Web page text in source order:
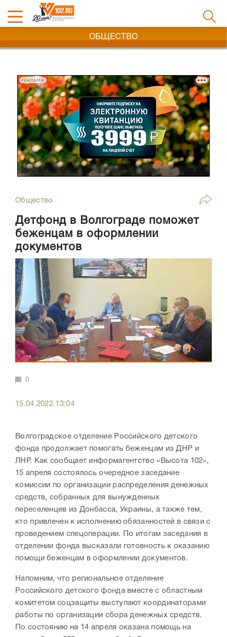
ОБЩЕСТВО
РЕКЛАМА
Общество
Детфонд в Волгограде поможет
беженцам в оформлении
документов
0
15.04.2022 13:04
Волгоградское отделение Российского детского
фонда продолжает помогать беженцам из ДНР и
ЛНР. Как сообщает информагентство «Высота 102»,
15 апреля состоялось очередное заседание
комиссии по организации распределения денежных
средств, собранных для вынужденных
переселенцев из Донбасса, Украины, а также тем,
кто привлечен к исполнению обязанностей в связи с
проведением спецоперации. По итогам заседания в
отделении фонда высказали готовность к оказанию
помощи беженцам в оформлении документов.
Напомним, что региональное отделение
Российского детского фонда вместе с областным
комитетом соцзащиты выступают координаторами
работы по организации сбора денежных средств.
По состоянию на 14 апреля оказана помощь на